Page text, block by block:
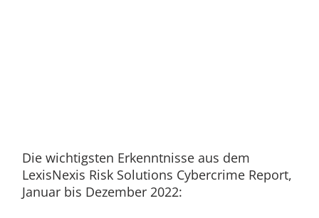
Die wichtigsten Erkenntnisse aus dem
LexisNexis Risk Solutions Cybercrime Report,
Januar bis Dezember 2022: